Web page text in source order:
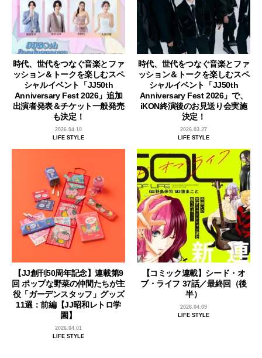
時代、世代をつなぐ音楽とファ
ッション＆トークを楽しむスペ
シャルイベント「JJ50th
Anniversary Fest 2026」追加
出演者発表＆チケット一般発売
も決定！
2026.04.10
LIFE STYLE
時代、世代をつなぐ音楽とファ
ッション＆トークを楽しむスペ
シャルイベント「JJ50th
Anniversary Fest 2026」で、
iKON終演後のお見送り会実施
決定！
2026.03.27
LIFE STYLE
【JJ創刊50周年記念】連載第9
回 ポップな野菜の仲間たちが主
役「ガーデンスタッフ」グッズ
11選：前編【JJ昭和レトロ学
園】
2026.04.01
LIFE STYLE
【コミック連載】シード・オ
ブ・ライフ 37話／最終回（後
半）
2026.04.09
LIFE STYLE